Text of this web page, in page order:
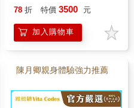
(15ml×30瓶/盒)
78 折 特價 3500 元
加入購物車
陳月卿親身體驗強力推薦